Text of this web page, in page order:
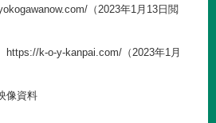
（2023年1月13日閲
https://k-o-y-kanpai.com/ （2023年1月
像資料